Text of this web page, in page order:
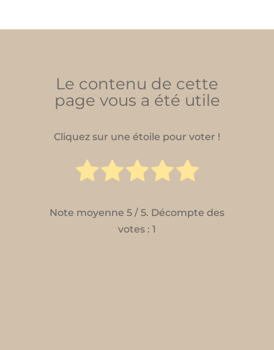
Le contenu de cette
page vous a été utile
Cliquez sur une étoile pour voter !
Note moyenne 5 / 5. Décompte des
votes : 1